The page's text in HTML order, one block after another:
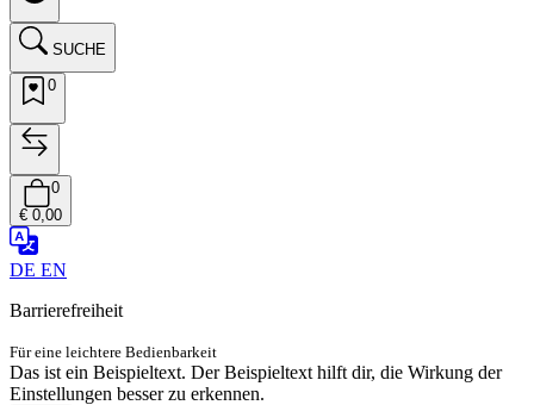
SUCHE
0
0
€ 0,00
DE EN
Barrierefreiheit
Für eine leichtere Bedienbarkeit
Das ist ein Beispieltext. Der Beispieltext hilft dir, die Wirkung der
Einstellungen besser zu erkennen.